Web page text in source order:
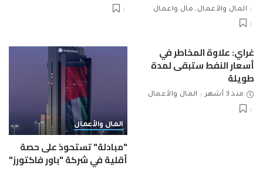
المال والأعمال
مال واعمال
غراي: علاوة المخاطر في
أسعار النفط ستبقى لمدة
طويلة
منذ 3 أشهر المال والأعمال
المال والأعمال
"مبادلة" تستحوذ على حصة
أقلية في شركة "باور فاكتورز"